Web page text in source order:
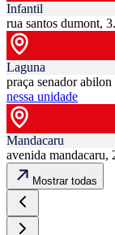
Infantil
rua santos dumont,
Laguna
praça senador
nessa unidade
Mandacaru
avenida mandacaru,
Mostrar todas